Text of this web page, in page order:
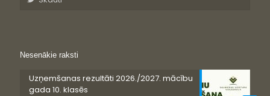
Nesenākie raksti
Uzņemšanas rezultāti 2026./2027. mācību
gada 10. klasēs